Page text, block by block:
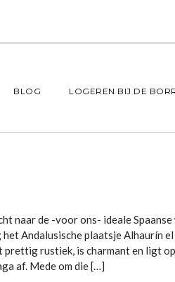
BLOG LOGEREN BIJ DE
naar de -voor ons- ideale
Andalusische plaatsje Alhaurín
rustiek, is charmant en ligt
af. Mede om die […]